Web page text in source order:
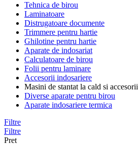
Tehnica de birou
Laminatoare
Distrugatoare documente
Trimmere pentru hartie
Ghilotine pentru hartie
Aparate de indosariat
Calculatoare de birou
Folii pentru laminare
Accesorii indosariere
Masini de stantat la cald si accesorii
Diverse aparate pentru birou
Aparate indosariere termica
Filtre
Filtre
Pret